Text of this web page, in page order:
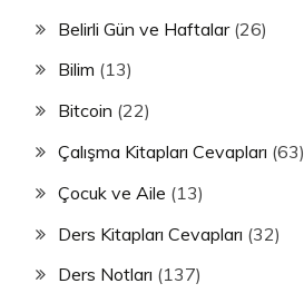
Belirli Gün ve Haftalar(26)
Bilim (13)
Bitcoin (22)
Çalışma Kitapları Cevapları (63)
Çocuk ve Aile (13)
Ders Kitapları Cevapları (32)
Ders Notları (137)